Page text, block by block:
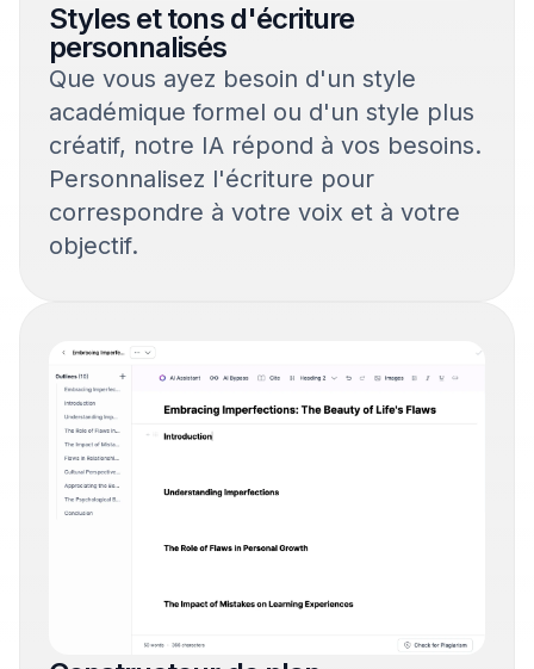
Styles et tons d'écriture
personnalisés
Que vous ayez besoin d'un style
académique formel ou d'un style plus
créatif, notre IA répond à vos besoins.
Personnalisez l'écriture pour
correspondre à votre voix et à votre
objectif.